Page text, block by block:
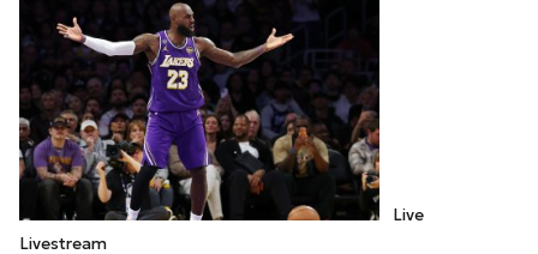
Live
Livestream